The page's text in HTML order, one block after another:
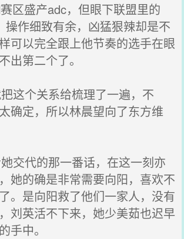
区盛产adc，但眼下联盟里的
操作细致有余，凶猛狠辣却是不
可以完全跟上他节奏的选手在眼
出第二个了。
这个关系给梳理了一遍，不
确定，所以林晨望向了东方维
交代的那一番话，在这一刻亦
她的确是非常需要向阳，喜欢不
。是向阳救了他们一家人，没有
刘英活不下来，她少美茹也迟早
手中。